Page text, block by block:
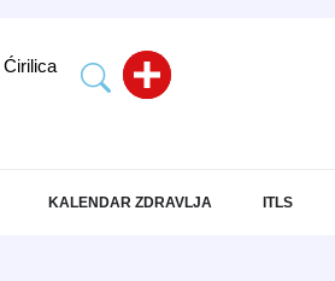
Ćirilica
KALENDAR ZDRAVLJA ITLS